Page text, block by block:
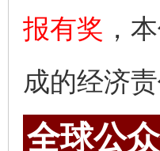
报有奖 ，
成的经济
全球公